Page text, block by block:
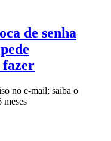
de senha
fazer
no e-mail; saiba o
meses